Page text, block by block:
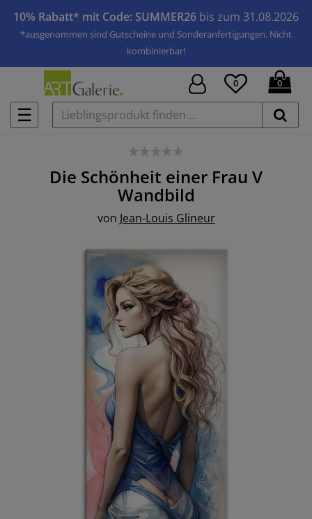
10% Rabatt* mit Code: SUMMER26 bis zum 31.08.2026
*ausgenommen sind Gutscheine und Sonderanfertigungen. Nicht
kombinierbar!
☰
0 0
Die Schönheit einer Frau V
Wandbild
von Jean-Louis Glineur